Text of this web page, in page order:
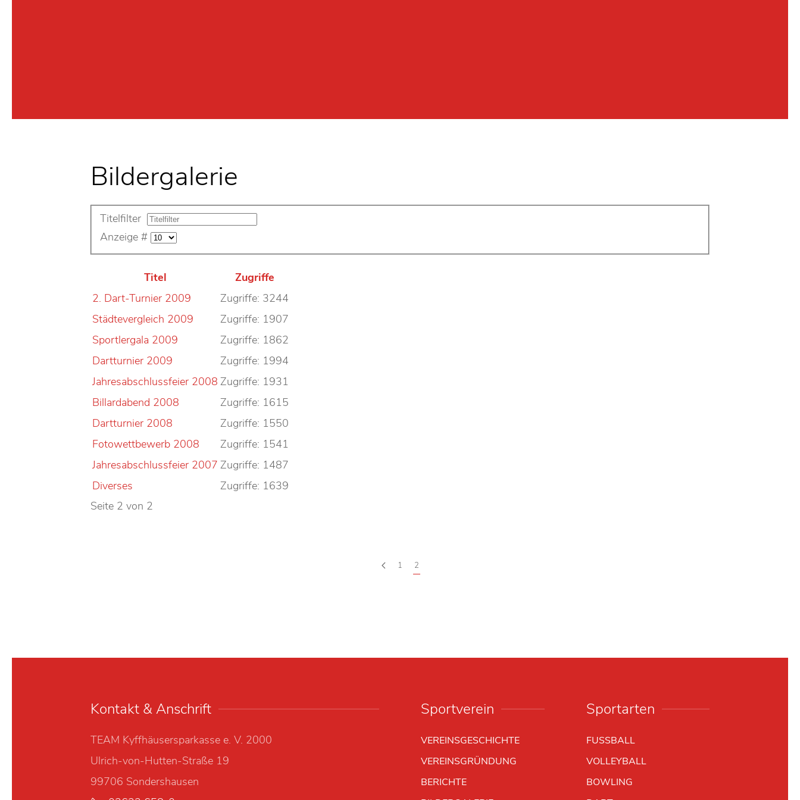
Bildergalerie
Titelfilter
Anzeige #
Titel
Zugriffe
2. Dart-Turnier 2009
Zugriffe: 3244
Städtevergleich 2009
Zugriffe: 1907
Sportlergala 2009
Zugriffe: 1862
Dartturnier 2009
Zugriffe: 1994
Jahresabschlussfeier 2008 Zugriffe: 1931
Billardabend 2008
Zugriffe: 1615
Dartturnier 2008
Zugriffe: 1550
Fotowettbewerb 2008
Zugriffe: 1541
Jahresabschlussfeier 2007 Zugriffe: 1487
Diverses
Zugriffe: 1639
Seite 2 von 2
1 2
Kontakt & Anschrift
TEAM Kyffhäusersparkasse e. V. 2000
Ulrich-von-Hutten-Straße 19
99706 Sondershausen
Sportverein
VEREINSGESCHICHTE
VEREINSGRÜNDUNG
BERICHTE
Sportarten
FUSSBALL
VOLLEYBALL
BOWLING